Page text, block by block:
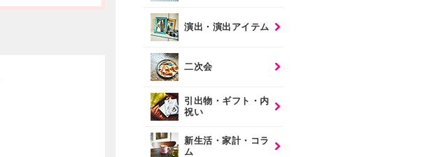
演出・演出アイテム
二次会
引出物・ギフト・内
祝い
新生活・家計・コラ
ム